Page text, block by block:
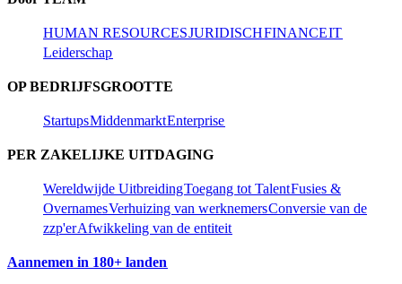
HUMAN RESOURCES​​JURIDISCH​​FINANCE​​IT​​
Leiderschap​​
OP BEDRIJFSGROOTTE​​
Startups​​Middenmarkt​​Enterprise​​
PER ZAKELIJKE UITDAGING​​
Wereldwijde Uitbreiding​​Toegang tot Talent​​Fusies &
Overnames​​Verhuizing van werknemers​​Conversie van de
zzp'er​​Afwikkeling van de entiteit​​
Aannemen in 180+ landen​​